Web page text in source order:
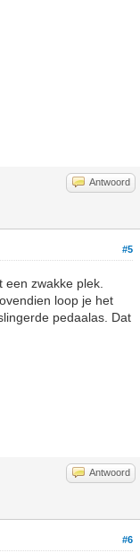
Antwoord
#5
zwakke plek.
loop je het
pedaalas. Dat
Antwoord
#6